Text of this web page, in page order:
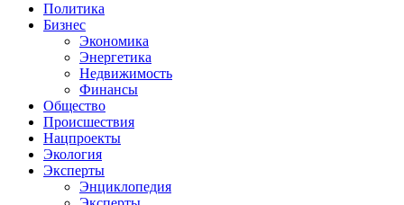
Политика
Бизнес
Экономика
Энергетика
Недвижимость
Финансы
Общество
Происшествия
Нацпроекты
Экология
Эксперты
Энциклопедия